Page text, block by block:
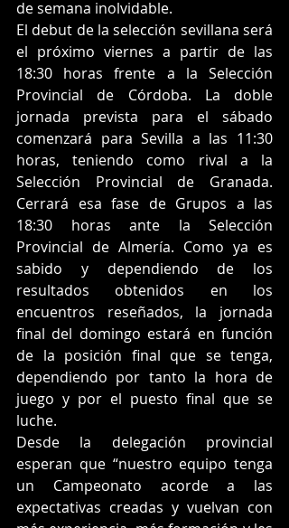
de semana inolvidable.
El debut de la selección sevillana será
el próximo viernes a partir de las
18:30 horas frente a la Selección
Provincial de Córdoba. La doble
jornada prevista para el sábado
comenzará para Sevilla a las 11:30
horas, teniendo como rival a la
Selección Provincial de Granada.
Cerrará esa fase de Grupos a las
18:30 horas ante la Selección
Provincial de Almería. Como ya es
sabido y dependiendo de los
resultados obtenidos en los
encuentros reseñados, la jornada
final del domingo estará en función
de la posición final que se tenga,
dependiendo por tanto la hora de
juego y por el puesto final que se
luche.
Desde la delegación provincial
esperan que “nuestro equipo tenga
un Campeonato acorde a las
expectativas creadas y vuelvan con